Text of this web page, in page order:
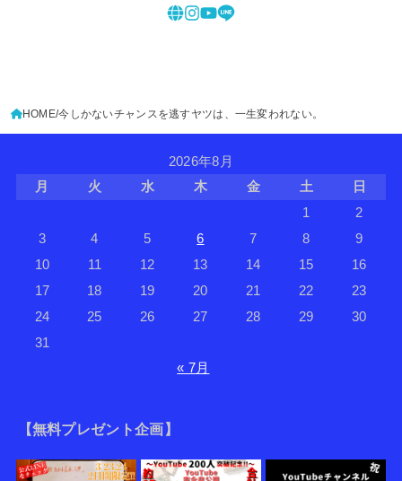
HOME 今しかないチャンスを逃すヤツは、一生変われない。
2026年8月
月
火 水 木 金 土
日
1
2
3
4 5 6 7 8
9
10
11 12 13 14 15
16
17
18 19 20 21 22
23
24
25 26 27 28 29
30
31
« 7月
【無料プレゼント企画】